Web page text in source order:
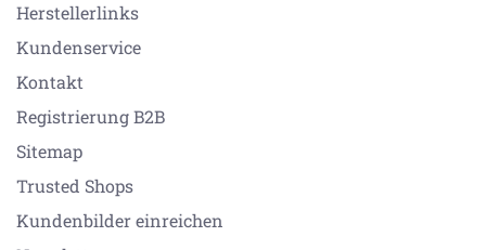
Herstellerlinks
Kundenservice
Kontakt
Registrierung B2B
Sitemap
Trusted Shops
Kundenbilder einreichen